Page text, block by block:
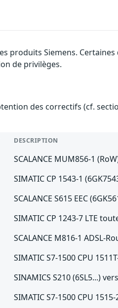
produits Siemens.
de privilèges.
des correctifs (cf.
DESCRIPTION
SCALANCE MUM856-1
SIMATIC CP 1543-1
SCALANCE S615 EEC
SIMATIC CP 1243-7 LTE
SCALANCE M816-1 ADSL-
SIMATIC S7-1500 CPU
SINAMICS S210 (6SL5...)
SIMATIC S7-1500 CPU